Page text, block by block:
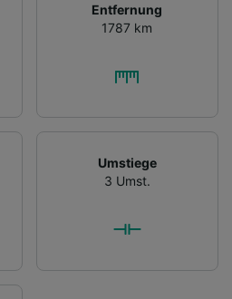
Entfernung
1787 km
Umstiege
3 Umst.